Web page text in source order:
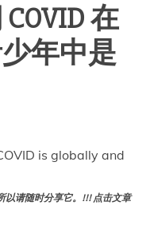
朗
普
政
政
父
在
年中是
is globally and
以请随时分享它。!!! 点击文章